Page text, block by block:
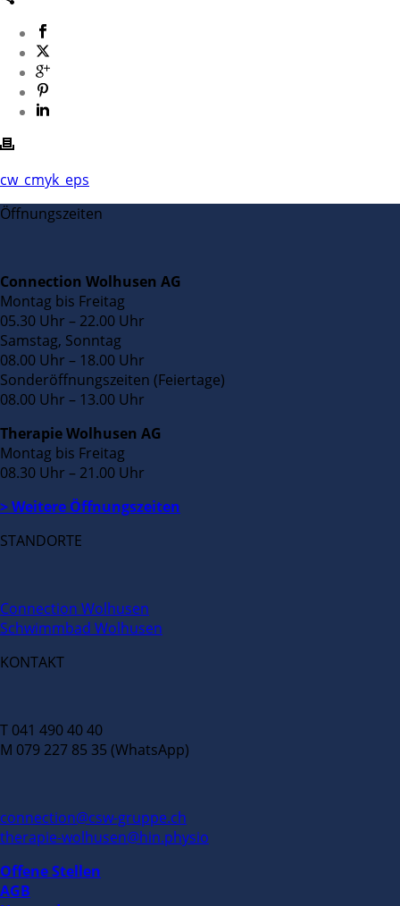
cw_cmyk_eps
Öffnungszeiten
Connection Wolhusen AG
Montag bis Freitag
05.30 Uhr – 22.00 Uhr
Samstag, Sonntag
08.00 Uhr – 18.00 Uhr
Sonderöffnungszeiten (Feiertage)
08.00 Uhr – 13.00 Uhr
Therapie Wolhusen AG
Montag bis Freitag
08.30 Uhr – 21.00 Uhr
> Weitere Öffnungszeiten
STANDORTE
Connection Wolhusen
Schwimmbad Wolhusen
KONTAKT
T 041 490 40 40
M 079 227 85 35 (WhatsApp)
connection@csw-gruppe.ch
therapie-wolhusen@hin.physio
Offene Stellen
AGB